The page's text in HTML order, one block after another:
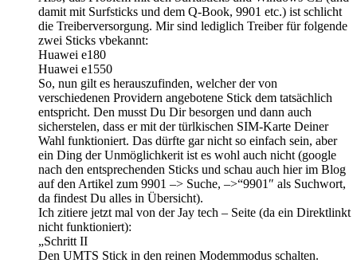
damit mit Surfsticks und dem Q-Book, 9901 etc.) ist schlicht
die Treiberversorgung. Mir sind lediglich Treiber für folgende
zwei Sticks vbekannt:
Huawei e180
Huawei e1550
So, nun gilt es herauszufinden, welcher der von
verschiedenen Providern angebotene Stick dem tatsächlich
entspricht. Den musst Du Dir besorgen und dann auch
sicherstelen, dass er mit der türlkischen SIM-Karte Deiner
Wahl funktioniert. Das dürfte gar nicht so einfach sein, aber
ein Ding der Unmöglichkerit ist es wohl auch nicht (google
nach den entsprechenden Sticks und schau auch hier im Blog
auf den Artikel zum 9901 –> Suche, –>“9901″ als Suchwort,
da findest Du alles in Übersicht).
Ich zitiere jetzt mal von der Jay tech – Seite (da ein Direktlinkt
nicht funktioniert):
„Schritt II
Den UMTS Stick in den reinen Modemmodus schalten.